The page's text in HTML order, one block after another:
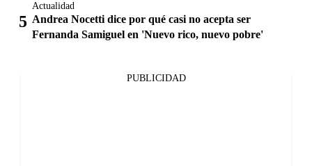
Actualidad
Andrea Nocetti dice por qué casi no acepta ser
Fernanda Samiguel en 'Nuevo rico, nuevo pobre'
PUBLICIDAD